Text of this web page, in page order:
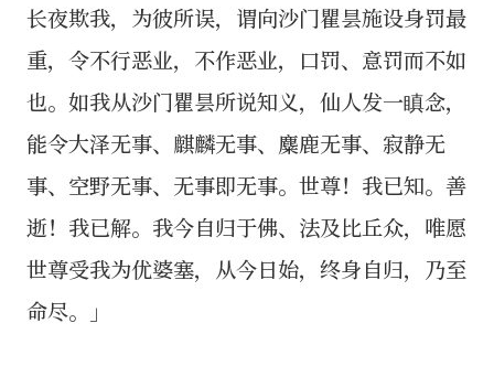
长夜欺我，为彼所误，谓向沙门瞿昙施设身罚最
重，令不行恶业，不作恶业，口罚、意罚而不如
也。如我从沙门瞿昙所说知义，仙人发一瞋念，
能令大泽无事、麒麟无事、麋鹿无事、寂静无
事、空野无事、无事即无事。世尊！我已知。善
逝！我已解。我今自归于佛、法及比丘众，唯愿
世尊受我为优婆塞，从今日始，终身自归，乃至
命尽。」